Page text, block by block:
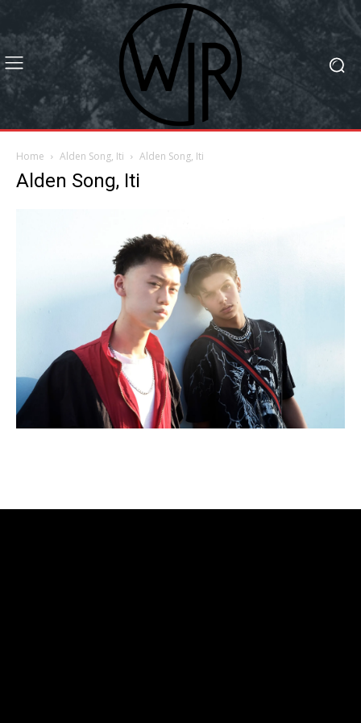
Home Alden Song, Iti Alden Song, Iti
Alden Song, Iti